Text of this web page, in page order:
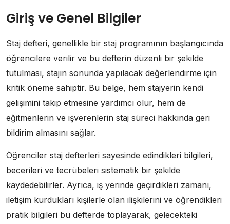
Giriş ve Genel Bilgiler
Staj defteri, genellikle bir staj programının başlangıcında
öğrencilere verilir ve bu defterin düzenli bir şekilde
tutulması, stajın sonunda yapılacak değerlendirme için
kritik öneme sahiptir. Bu belge, hem stajyerin kendi
gelişimini takip etmesine yardımcı olur, hem de
eğitmenlerin ve işverenlerin staj süreci hakkında geri
bildirim almasını sağlar.
Öğrenciler staj defterleri sayesinde edindikleri bilgileri,
becerileri ve tecrübeleri sistematik bir şekilde
kaydedebilirler. Ayrıca, iş yerinde geçirdikleri zamanı,
iletişim kurdukları kişilerle olan ilişkilerini ve öğrendikleri
pratik bilgileri bu defterde toplayarak, gelecekteki